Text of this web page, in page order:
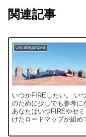
関連記事
Uncategorized
いつかFIREしたい。 い
のために少しでも参考に
あなたはいつFIREやセ
けたロードマップが組め